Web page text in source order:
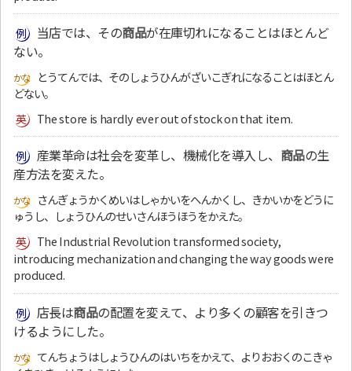
当店では、その商品が在庫切れになることはほとんど
ない。
とうてんでは、そのしょうひんがざいこぎれになることはほとん
どない。
The store is hardly ever out of stock on that item.
産業革命は社会を変革し、機械化を導入し、 商品の生
産方法を変えた。
さんぎょうかくめいはしゃかいをへんかくし、きかいかをどうに
ゅうし、しょうひんのせいさんほうほうをかえた。
The Industrial Revolution transformed society,
introducing mechanization and changing the way goods were
produced.
店長は商品の配置を変えて、より多くの顧客を引きつ
けるようにした。
てんちょうはしょうひんのはいちをかえて、よりおおくのこきゃ